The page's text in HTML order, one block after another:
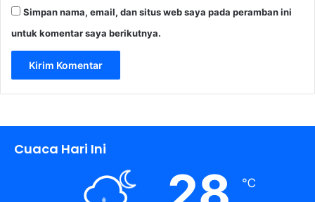
Simpan nama, email, dan situs web saya pada peramban ini
untuk komentar saya berikutnya.
Cuaca Hari Ini
℃